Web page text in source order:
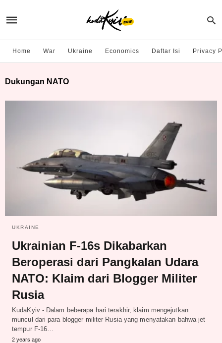
Home War Ukraine Economics Daftar Isi Privacy
Dukungan NATO
UKRAINE
Ukrainian F-16s Dikabarkan
Beroperasi dari Pangkalan Udara
NATO: Klaim dari Blogger Militer
Rusia
KudaKyiv - Dalam beberapa hari terakhir, klaim mengejutkan
muncul dari para blogger militer Rusia yang menyatakan bahwa jet
tempur F-16…
2 years ago